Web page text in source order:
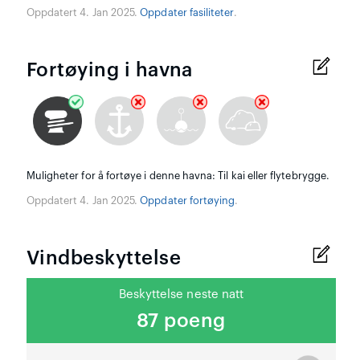
Oppdatert 4. Jan 2025.Oppdater fasiliteter.
Fortøying i havna
Muligheter for å fortøye i denne havna: Til kai eller flytebrygge.
Oppdatert 4. Jan 2025.Oppdater fortøying.
Vindbeskyttelse
Beskyttelse neste natt
87 poeng